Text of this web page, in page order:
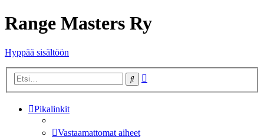
Range Masters Ry
Hyppää sisältöön
Etsi
Pikalinkit
Vastaamattomat aiheet